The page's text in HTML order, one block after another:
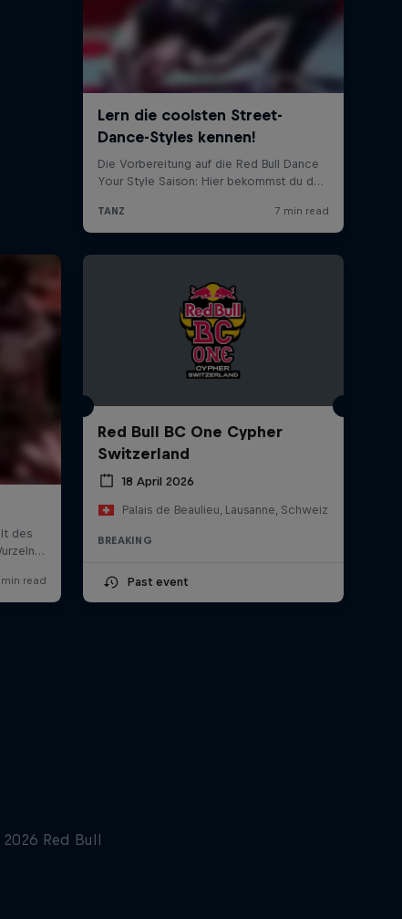
Red Bull BC One Cypher
Switzerland
18 April 2026
Palais de Beaulieu, Lausanne, Schweiz
BREAKING
Past event